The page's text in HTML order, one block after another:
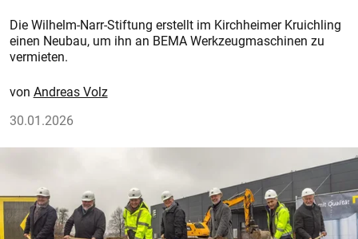
Die Wilhelm-Narr-Stiftung erstellt im Kirchheimer Kruichling
einen Neubau, um ihn an BEMA Werkzeugmaschinen zu
vermieten.
Andreas Volz
30.01.2026